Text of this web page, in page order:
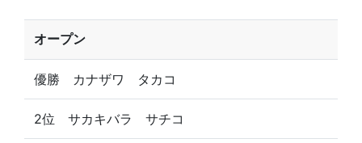
オープン
優勝 カナザワ タカコ
2位 サカキバラ サチコ